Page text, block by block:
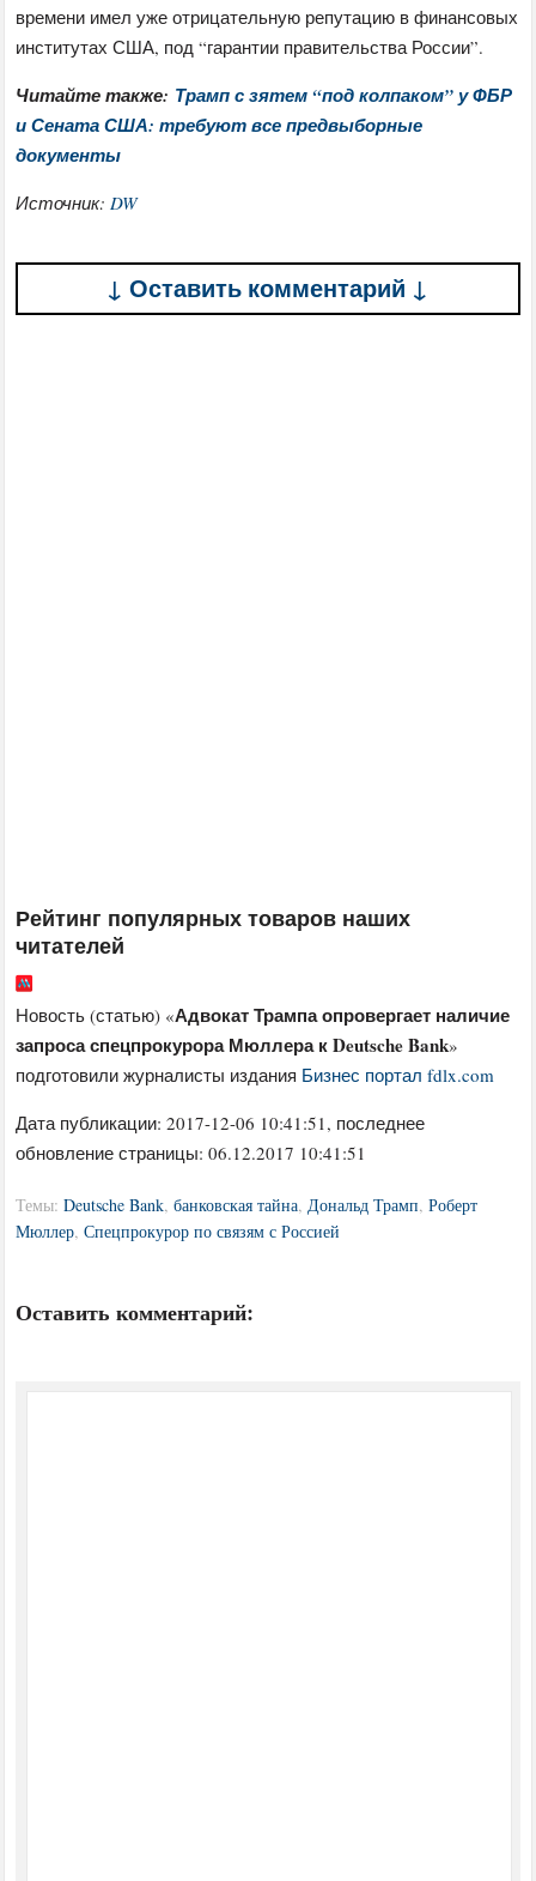
времени имел уже отрицательную репутацию в финансовых
институтах США, под “гарантии правительства России”.
Читайте также: Трамп с зятем “под колпаком” у ФБР
и Сената США: требуют все предвыборные
документы
Источник: DW
↓ Оставить комментарий ↓
Рейтинг популярных товаров наших
читателей
Новость (статью) «Адвокат Трампа опровергает наличие
запроса спецпрокурора Мюллера к Deutsche Bank»
подготовили журналисты издания Бизнес портал fdlx.com
Дата публикации:2017-12-06 10:41:51 , последнее
обновление страницы: 06.12.2017 10:41:51
Темы:Deutsche Bank,банковская тайна,Дональд Трамп,Роберт
Мюллер,Спецпрокурор по связям с Россией
Оставить комментарий: